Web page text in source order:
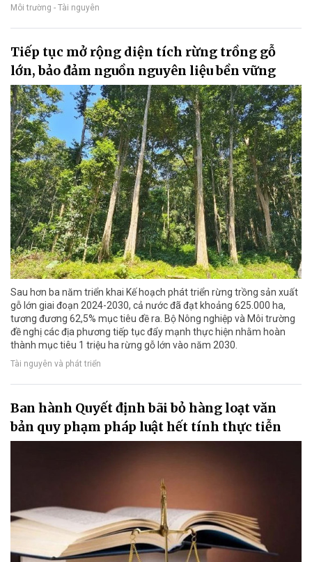
Môi trường - Tài nguyên
Tiếp tục mở rộng diện tích rừng trồng gỗ
lớn, bảo đảm nguồn nguyên liệu bền vững
Sau hơn ba năm triển khai Kế hoạch phát triển rừng trồng sản xuất
gỗ lớn giai đoạn 2024-2030, cả nước đã đạt khoảng 625.000 ha,
tương đương 62,5% mục tiêu đề ra. Bộ Nông nghiệp và Môi trường
đề nghị các địa phương tiếp tục đẩy mạnh thực hiện nhằm hoàn
thành mục tiêu 1 triệu ha rừng gỗ lớn vào năm 2030.
Tài nguyên và phát triển
Ban hành Quyết định bãi bỏ hàng loạt văn
bản quy phạm pháp luật hết tính thực tiễn